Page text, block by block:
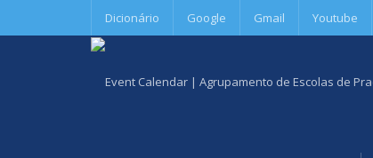
Dicionário Google Gmail Youtube